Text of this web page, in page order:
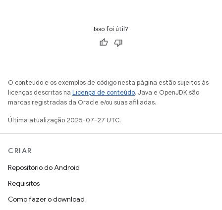
Isso foi útil?
O conteúdo e os exemplos de código nesta página estão sujeitos às
licenças descritas na Licença de conteúdo. Java e OpenJDK são
marcas registradas da Oracle e/ou suas afiliadas.
Última atualização 2025-07-27 UTC.
CRIAR
Repositório do Android
Requisitos
Como fazer o download